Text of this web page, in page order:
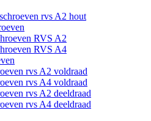
rvs A2 hout
RVS A2
RVS A4
rvs A2 voldraad
rvs A4 voldraad
rvs A2 deeldraad
rvs A4 deeldraad